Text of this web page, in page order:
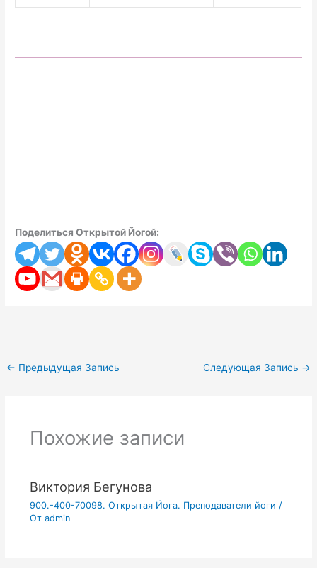
Поделиться Открытой Йогой:
← Предыдущая Запись Следующая Запись →
Похожие записи
Виктория Бегунова
900.-400-70098. Открытая Йога. Преподаватели йоги /
От admin